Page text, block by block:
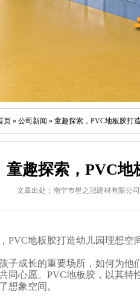
页 » 公司新闻 » 童趣探索，PVC地板胶打
童趣探索，PVC地
文章出处：南宁市星之冠建材有限公司
PVC地板胶打造幼儿园理想空
子成长的重要场所，如何为他
同心愿。PVC地板胶，以其特
想象空间。